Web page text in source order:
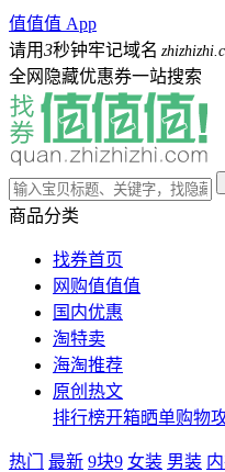
值值值 App
请用3秒钟牢记域名
全网隐藏优惠券一站搜索
商品分类
找券首页
网购值值值
国内优惠
淘特卖
海淘推荐
原创热文
排行榜开箱晒单购物
热门 最新 9块9 女装 男装